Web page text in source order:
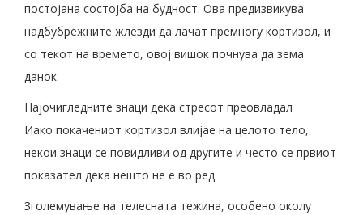
постојана состојба на будност. Ова предизвикува
надбубрежните жлезди да лачат премногу кортизол, и
со текот на времето, овој вишок почнува да зема
данок.
Најочигледните знаци дека стресот преовладал
Иако покачениот кортизол влијае на целото тело,
некои знаци се повидливи од другите и често се првиот
показател дека нешто не е во ред.
Зголемување на телесната тежина, особено околу